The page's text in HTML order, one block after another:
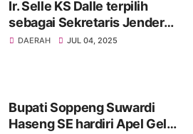
Ir. Selle KS Dalle terpilih
sebagai Sekretaris Jenderal
ASWAKADA
DAERAH JUL 04, 2025
Bupati Soppeng Suwardi
Haseng SE hardiri Apel Gelar